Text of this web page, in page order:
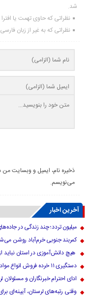
شد.
نظراتی که حاوی تهمت یا
نظراتی که به غیر از زبان
ذخیره نام، ایمیل و وبسایت من
می‌نویسم.
آخرین اخبار
میلیون تردد؛ چند زندگی در
کمربند جنوبی خرم‌‌آباد روشن
هیچ دانش‌آموزی در استان نباید
دستگیری ۱۱ خرده فروش انواع مواد مخدر در خرم آباد
ادای احترام خبرنگاران و مسئولان
وقتی رتبه‌های لرستان، آیینه‌ای